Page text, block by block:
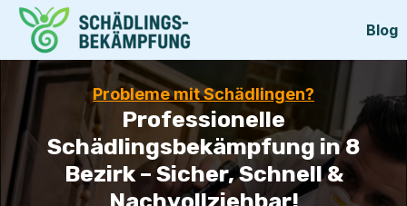
Blog
Probleme mit Schädlingen?
Professionelle
Schädlingsbekämpfung in 8
Bezirk – Sicher, Schnell &